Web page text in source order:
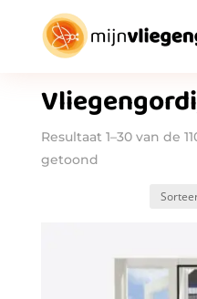
Home
Resultaat 1–30 van de
getoondGesorteerd
populariteit